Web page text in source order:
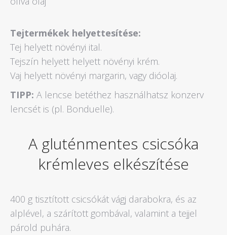
Tejtermékek helyettesítése:
Tej helyett növényi ital.
Tejszín helyett helyett növényi krém.
Vaj helyett növényi margarin, vagy dióolaj.
TIPP: A lencse betéthez használhatsz konzerv
lencsét is (pl. Bonduelle).
A gluténmentes csicsóka
krémleves elkészítése
400 g tisztított csicsókát vágj darabokra, és az
alplével, a szárított gombával, valamint a tejjel
párold puhára.